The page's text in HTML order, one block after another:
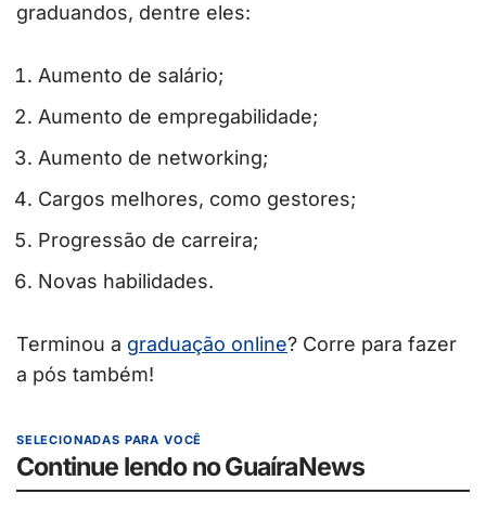
graduandos, dentre eles:
Aumento de salário;
Aumento de empregabilidade;
Aumento de networking;
Cargos melhores, como gestores;
Progressão de carreira;
Novas habilidades.
Terminou a graduação online? Corre para fazer
a pós também!
SELECIONADAS PARA VOCÊ
Continue lendo no GuaíraNews